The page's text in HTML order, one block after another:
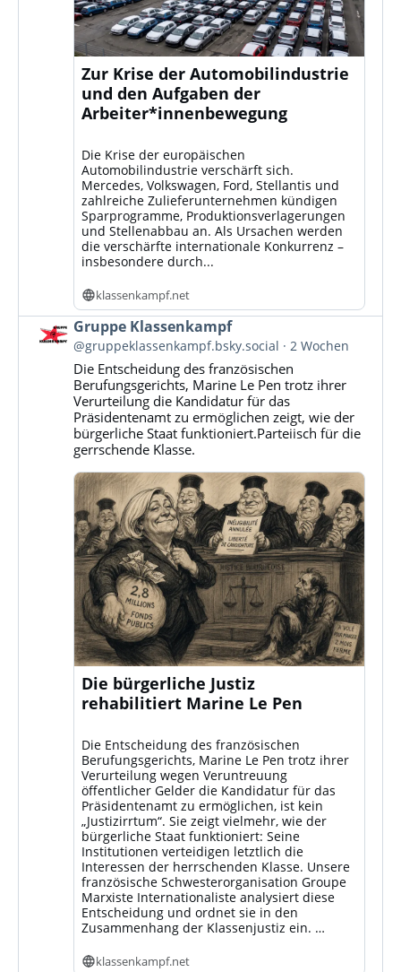
Zur Krise der Automobilindustrie
und den Aufgaben der
Arbeiter*innenbewegung
Die Krise der europäischen
Automobilindustrie verschärft sich.
Mercedes, Volkswagen, Ford, Stellantis und
zahlreiche Zulieferunternehmen kündigen
Sparprogramme, Produktionsverlagerungen
und Stellenabbau an. Als Ursachen werden
die verschärfte internationale Konkurrenz –
insbesondere durch...
klassenkampf.net
Beitrag
von
Gruppe
Klassenkampf
Bluesky
ansehen
Gruppe Klassenkampf
@gruppeklassenkampf.bsky.social 2 Wochen
Die Entscheidung des französischen
Berufungsgerichts, Marine Le Pen trotz ihrer
Verurteilung die Kandidatur für das
Präsidentenamt zu ermöglichen zeigt, wie der
bürgerliche Staat funktioniert.Parteiisch für die
gerrschende Klasse.
Die bürgerliche Justiz
rehabilitiert Marine Le Pen
Die Entscheidung des französischen
Berufungsgerichts, Marine Le Pen trotz ihrer
Verurteilung wegen Veruntreuung
öffentlicher Gelder die Kandidatur für das
Präsidentenamt zu ermöglichen, ist kein
„Justizirrtum“. Sie zeigt vielmehr, wie der
bürgerliche Staat funktioniert: Seine
Institutionen verteidigen letztlich die
Interessen der herrschenden Klasse. Unsere
französische Schwesterorganisation Groupe
Marxiste Internationaliste analysiert diese
Entscheidung und ordnet sie in den
Zusammenhang der Klassenjustiz ein. …
klassenkampf.net